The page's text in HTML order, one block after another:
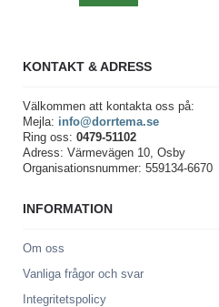
KONTAKT & ADRESS
Välkommen att kontakta oss på:
Mejla: info@dorrtema.se
Ring oss: 0479-51102
Adress: Värmevägen 10, Osby
Organisationsnummer: 559134-6670
INFORMATION
Om oss
Vanliga frågor och svar
Integritetspolicy